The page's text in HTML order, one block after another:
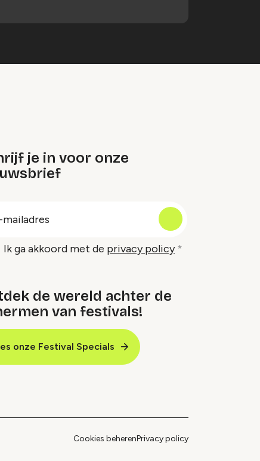
je in voor onze
Ik ga akkoord met de privacy policy
de wereld achter de
van festivals!
onze Festival Specials
Cookies beherenPrivacy policy